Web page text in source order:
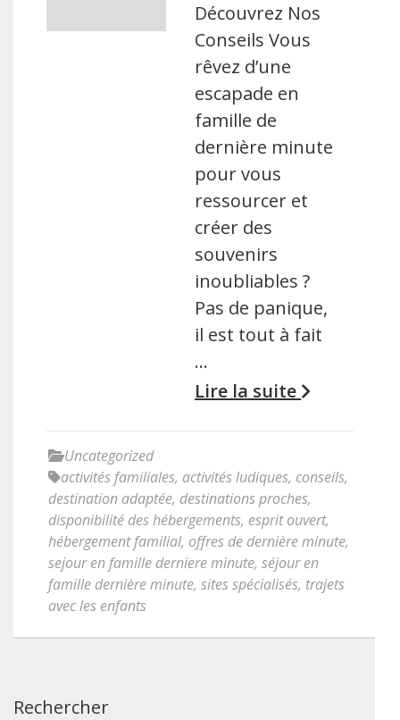
Découvrez Nos
Conseils Vous
rêvez d’une
escapade en
famille de
dernière minute
pour vous
ressourcer et
créer des
souvenirs
inoubliables ?
Pas de panique,
il est tout à fait
…
Lire la suite
Uncategorized
activités familiales, activités ludiques, conseils,
destination adaptée, destinations proches,
disponibilité des hébergements, esprit ouvert,
hébergement familial, offres de dernière minute,
sejour en famille derniere minute, séjour en
famille dernière minute, sites spécialisés, trajets
avec les enfants
Rechercher